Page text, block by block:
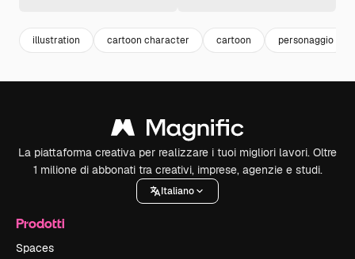
illustration cartoon character cartoon personaggio
La piattaforma creativa per realizzare i tuoi migliori lavori. Oltre
1 milione di abbonati tra creativi, imprese, agenzie e studi.
Italiano
Prodotti
Spaces